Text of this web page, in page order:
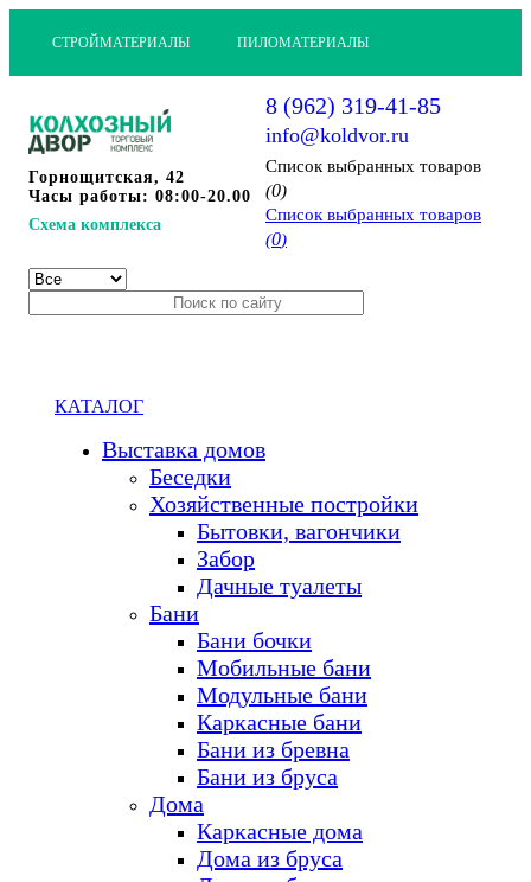
СТРОЙМАТЕРИАЛЫ ПИЛОМАТЕРИАЛЫ
Горнощитская, 42
Часы работы: 08:00-20.00
Схема комплекса
8 (962) 319-41-85
info@koldvor.ru
Cписок выбранных товаров
(0)
Cписок выбранных товаров
(0)
КАТАЛОГ
Выставка домов
Беседки
Хозяйственные постройки
Бытовки, вагончики
Забор
Дачные туалеты
Бани
Бани бочки
Мобильные бани
Модульные бани
Каркасные бани
Бани из бревна
Бани из бруса
Дома
Каркасные дома
Дома из бруса